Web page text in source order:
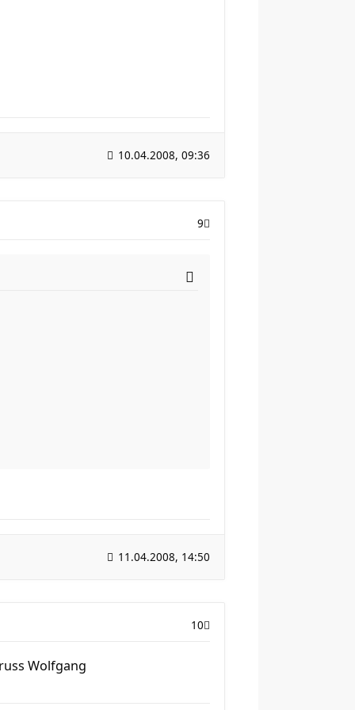
10.04.2008, 09:36
9
11.04.2008, 14:50
10
Wolfgang